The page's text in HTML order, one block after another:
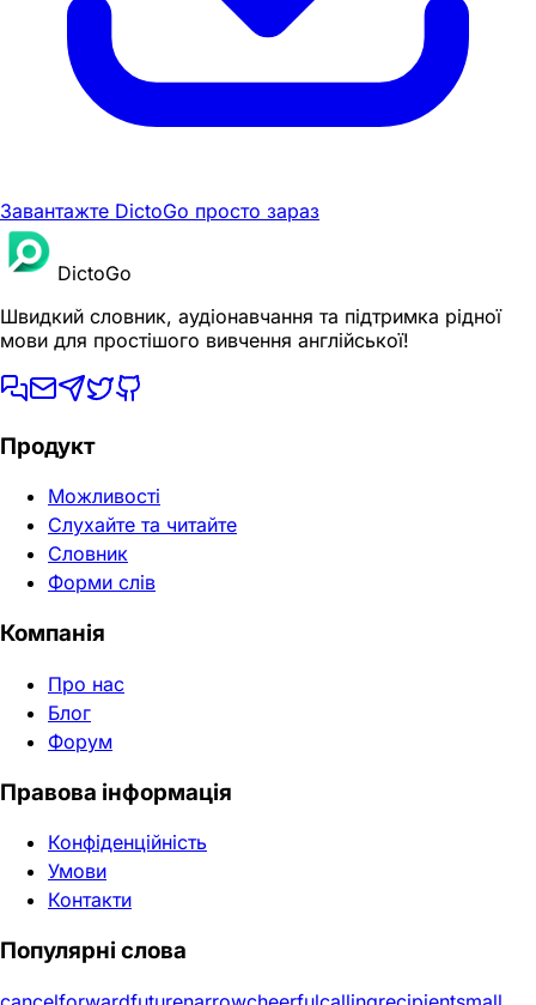
Завантажте DictoGo просто зараз
DictoGo
Швидкий словник, аудіонавчання та підтримка рідної
мови для простішого вивчення англійської!
Продукт
Можливості
Слухайте та читайте
Словник
Форми слів
Компанія
Про нас
Блог
Форум
Правова інформація
Конфіденційність
Умови
Контакти
Популярні слова